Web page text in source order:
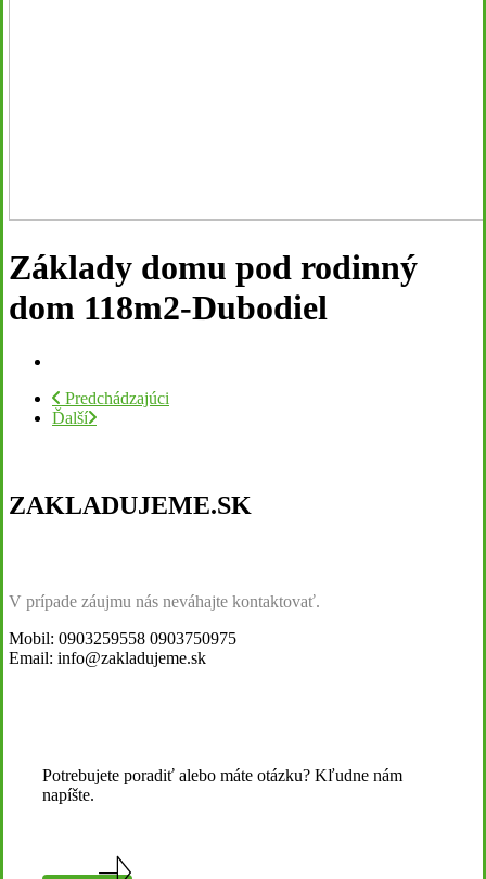
Základy domu pod rodinný
dom 118m2-Dubodiel
Predchádzajúci
Ďalší
ZAKLADUJEME.SK
V prípade záujmu nás neváhajte kontaktovať.
Mobil: 0903259558 0903750975
Email: info@zakladujeme.sk
Potrebujete poradiť alebo máte otázku? Kľudne nám
napíšte.